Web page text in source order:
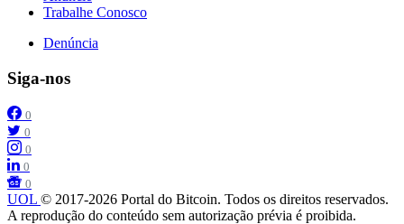
Trabalhe Conosco
Denúncia
Siga-nos
0
0
0
0
0
UOL © 2017-2026 Portal do Bitcoin. Todos os direitos reservados.
A reprodução do conteúdo sem autorização prévia é proibida.